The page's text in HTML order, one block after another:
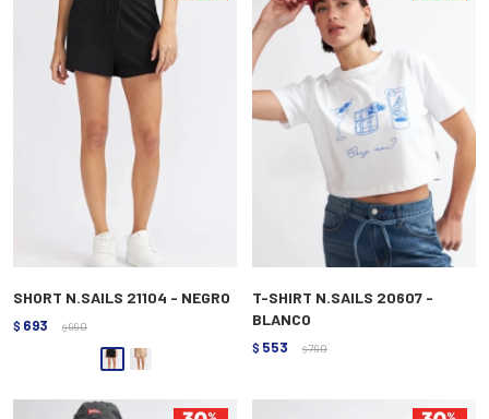
SHORT N.SAILS 21104 - NEGRO
$ 693 $ 990
T-SHIRT N.SAILS 20607 -
BLANCO
$ 553 $ 790